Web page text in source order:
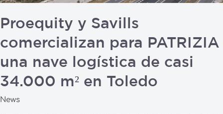
Proequity y Savills
comercializan para PATRIZIA
una nave logística de casi
34.000 m² en Toledo
News
de
casi
m²
en